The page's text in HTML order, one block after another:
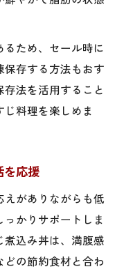
ため、セール時に
保存する方法もおす
法を活用すること
料理を楽しめま
を応援
がありながらも低
かりサポートしま
込み丼は、満腹感
の節約食材と合わ